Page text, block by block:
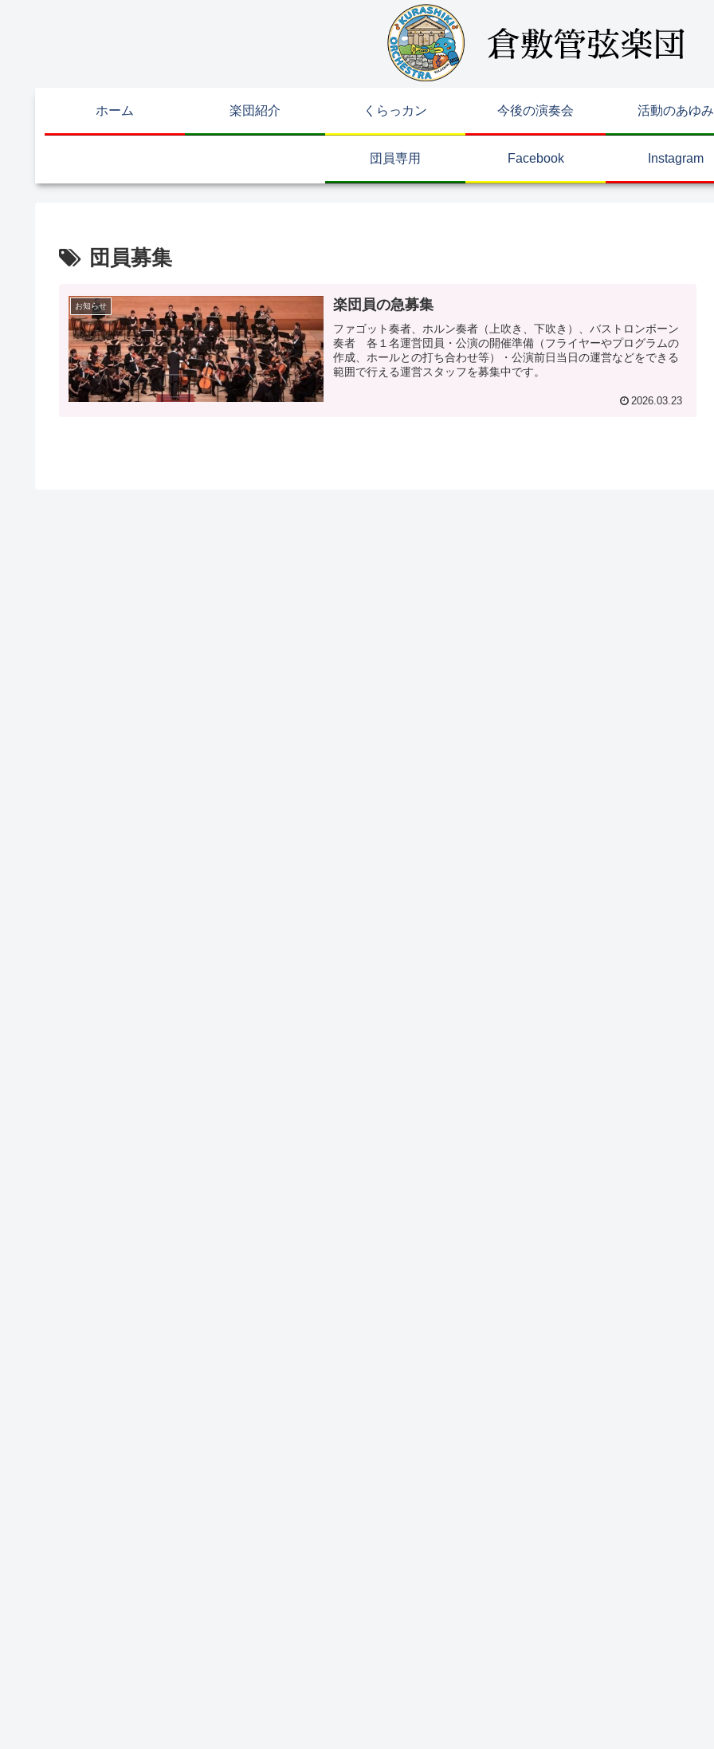
ホーム 楽団紹介 くらっカン 今後の演奏会 活動のあゆみ
団員専用 Facebook Instagram
団員募集
お知らせ 楽団員の急募集
ファゴット奏者、ホルン奏者（上吹き、下吹き）、バストロンボーン
奏者 各１名運営団員・公演の開催準備（フライヤーやプログラムの
作成、ホールとの打ち合わせ等）・公演前日当日の運営などをできる
範囲で行える運営スタッフを募集中です。
2026.03.23